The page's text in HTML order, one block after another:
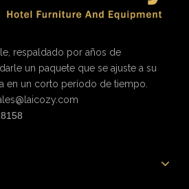
respaldado por años de
un paquete que se ajuste a su
en un corto período de tiempo.